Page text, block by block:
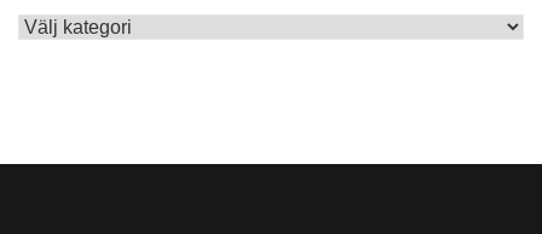
Skrivet